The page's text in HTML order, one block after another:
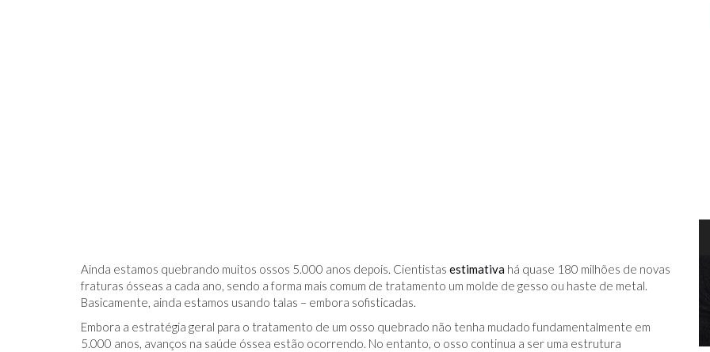
Ainda estamos quebrando muitos ossos 5.000 anos depois. Cientistas estimativa há quase 180 milhões de novas
fraturas ósseas a cada ano, sendo a forma mais comum de tratamento um molde de gesso ou haste de metal.
Basicamente, ainda estamos usando talas – embora sofisticadas.
Embora a estratégia geral para o tratamento de um osso quebrado não tenha mudado fundamentalmente em
5.000 anos, avanços na saúde óssea estão ocorrendo. No entanto, o osso continua a ser uma estrutura